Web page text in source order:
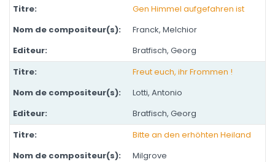
Gen Himmel aufgefahren ist
Franck, Melchior
Bratfisch, Georg
Freut euch, ihr Frommen !
Lotti, Antonio
Bratfisch, Georg
Bitte an den erhöhten Heiland
Milgrove